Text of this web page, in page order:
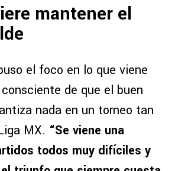
mantener el
el foco en lo que viene
de que el buen
nada en un torneo tan
MX. “Se viene una
todos muy difíciles y